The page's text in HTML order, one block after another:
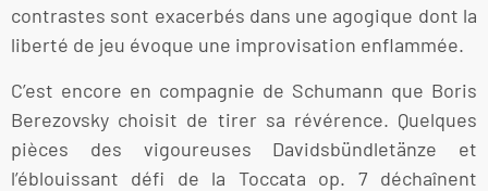
contrastes sont exacerbés dans une agogique dont la
liberté de jeu évoque une improvisation enflammée.
C’est encore en compagnie de Schumann que Boris
Berezovsky choisit de tirer sa révérence. Quelques
pièces des vigoureuses Davidsbündletänze et
l’éblouissant défi de la Toccata op. 7 déchaînent